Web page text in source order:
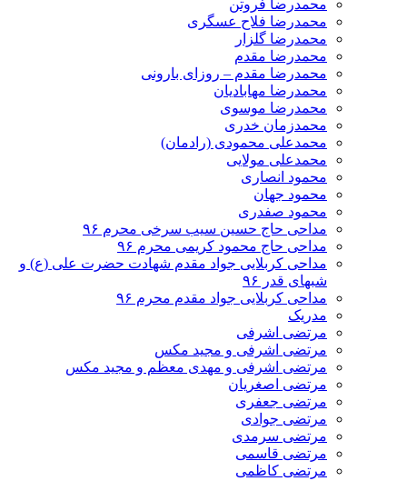
محمدرضا فروتن
محمدرضا فلاح عسگری
محمدرضا گلزار
محمدرضا مقدم
محمدرضا مقدم – روزای بارونی
محمدرضا مهابادیان
محمدرضا موسوی
محمدزمان خدری
محمدعلی محمودی (رادمان)
محمدعلی مولایی
محمود انصاری
محمود جهان
محمود صفدری
مداحی حاج حسین سیب سرخی محرم ۹۶
مداحی حاج محمود کریمی محرم ۹۶
مداحی کربلایی جواد مقدم شهادت حضرت علی (ع) و
شبهای قدر ۹۶
مداحی کربلایی جواد مقدم محرم ۹۶
مدریک
مرتضی اشرفی
مرتضی اشرفی و مجید مکس
مرتضی اشرفی و مهدی معظم و مجید مکس
مرتضی اصغریان
مرتضی جعفری
مرتضی جوادی
مرتضی سرمدی
مرتضی قاسمی
مرتضی کاظمی